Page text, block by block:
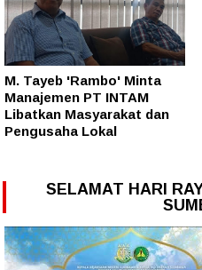
M. Tayeb 'Rambo' Minta
Manajemen PT INTAM
Libatkan Masyarakat dan
Pengusaha Lokal
SELAMAT HARI